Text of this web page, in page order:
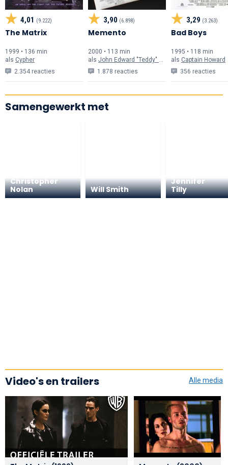
4,01 (9.222)
The Matrix
1999 • 136 min
als Cypher
2.354 reacties
3,90 (6.898)
Memento
2000 • 113 min
als John Edward "Teddy" Gammell
1.878 reacties
3,29 (3.263)
Bad Boys
1995 • 118 min
als Captain Howard
356 reacties
Samengewerkt met
Christopher
Nolan
Will Smith
Jennifer
Tilly
Video's en trailers Alle media